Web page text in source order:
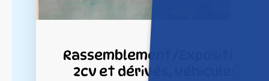
Rassemblement/Exposition
2cv et dérivés, Véhicules